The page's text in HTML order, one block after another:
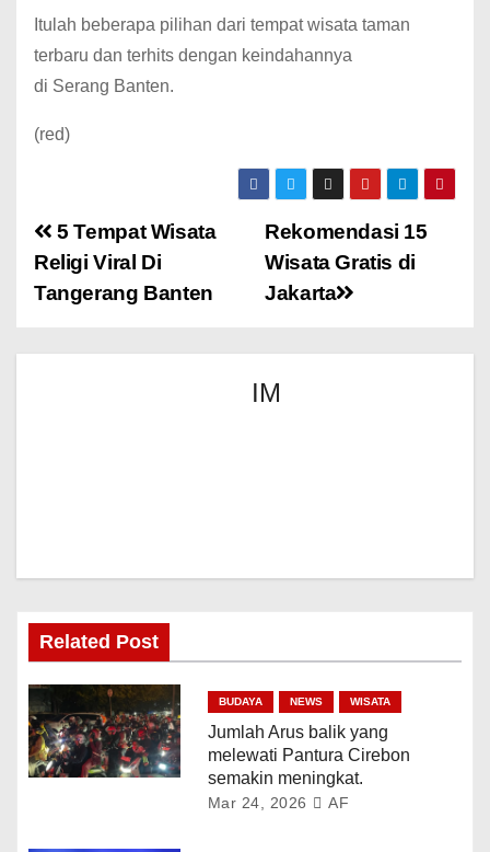
Itulah beberapa pilihan dari tempat wisata taman
terbaru dan terhits dengan keindahannya
di Serang Banten.
(red)
Rekomendasi 15
Wisata Gratis di
Jakarta
5 Tempat Wisata
Religi Viral Di
Tangerang Banten
IM
Related Post
BUDAYA NEWS WISATA
Jumlah Arus balik yang
melewati Pantura Cirebon
semakin meningkat.
Mar 24, 2026 AF